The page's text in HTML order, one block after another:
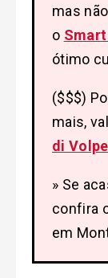
mas
o
ótimo
($$$)
mais,
di
» Se
confira
em